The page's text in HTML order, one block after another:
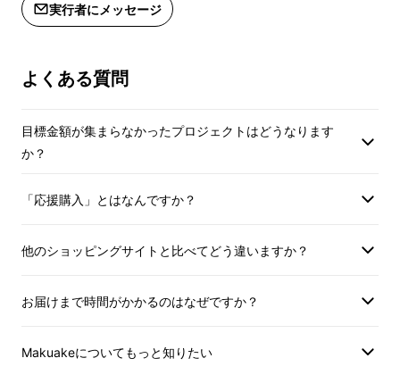
たオーディオDSPテクノロジーメーカーによる
実行者にメッセージ
よくある質問
目標金額が集まらなかったプロジェクトはどうなります
か？
「応援購入」とはなんですか？
他のショッピングサイトと比べてどう違いますか？
お届けまで時間がかかるのはなぜですか？
Makuakeについてもっと知りたい